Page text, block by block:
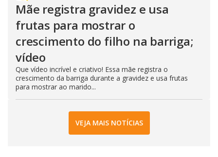
Mãe registra gravidez e usa
frutas para mostrar o
crescimento do filho na barriga;
vídeo
Que vídeo incrível e criativo! Essa mãe registra o
crescimento da barriga durante a gravidez e usa frutas
para mostrar ao marido...
VEJA MAIS NOTÍCIAS